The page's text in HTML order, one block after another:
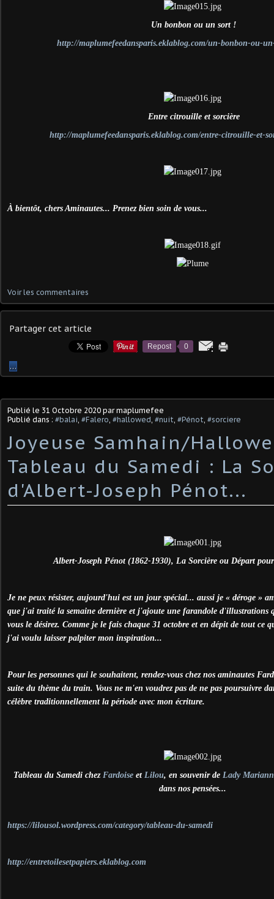
Un bonbon ou un sort !
http://maplumefeedansparis.eklablog.com/un-bonbon-ou-
Entre citrouille et sorcière
http://maplumefeedansparis.eklablog.com/entre-citrouille-et-
À bientôt, chers Aminautes... Prenez bien soin de vous...
Voir les commentaires
Partager cet article
Repost 0
…
Publié le 31 Octobre 2020 par maplumefee
Publié dans : #balai #Falero #hallowed #nuit #Pénot #sorciere
Joyeuse Samhain/
Tableau du Samedi : La
d'Albert-Joseph Pénot...
Albert-Joseph Pénot (1862-1930), La Sorcière ou Départ
Je ne peux résister, aujourd'hui est un jour spécial... aussi je « déroge »
que j'ai traité la semaine dernière et j'ajoute une farandole d'illustrations
vous le désirez. Comme je le fais chaque 31 octobre et en dépit de tout ce
j'ai voulu laisser palpiter mon inspiration...
Pour les personnes qui le souhaitent, rendez-vous chez nos aminautes
suite du thème du train. Vous ne m'en voudrez pas de ne pas poursuivre
célèbre traditionnellement la période avec mon écriture.
Tableau du Samedi chez Fardoise et Lilou, en souvenir de Lady
dans nos pensées...
https://lilousol.wordpress.com/category/tableau-du-samedi
http://entretoilesetpapiers.eklablog.com